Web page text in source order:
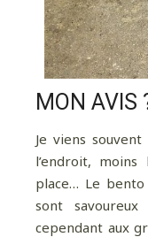
MON AVIS
Je viens
l’endroit,
place… Le
sont
cependant aux